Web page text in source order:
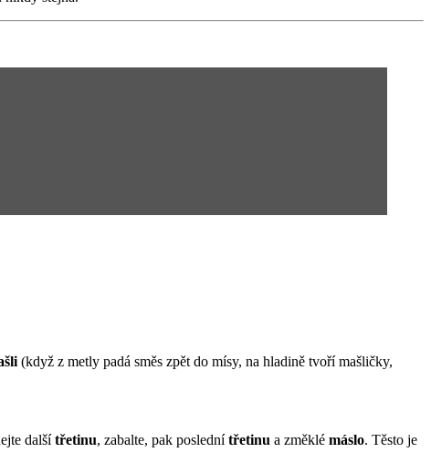
(když z metly padá směs zpět do mísy, na hladině tvoří mašličky,
dalšítřetinu, zabalte, pak poslednítřetinu a změklé máslo. Těsto je